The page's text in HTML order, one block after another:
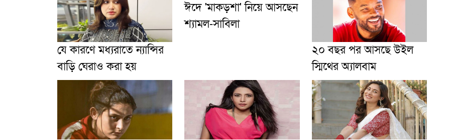
যে কারণে মধ্যরাতে ন্যান্সির
বাড়ি ঘেরাও করা হয়
ঈদে 'মাকড়শা' নিয়ে আসছেন
শ্যামল-সাবিলা
২০ বছর পর আসছে উইল
স্মিথের অ্যালবাম